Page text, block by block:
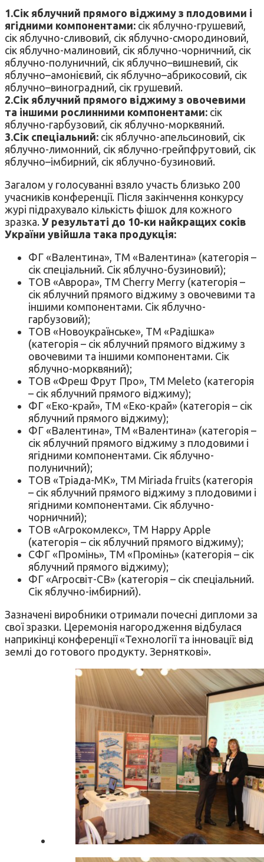
1.Сік яблучний прямого віджиму з плодовими і
ягідними компонентами: сік яблучно-грушевий,
сік яблучно-сливовий, сік яблучно-смородиновий,
сік яблучно-малиновий, сік яблучно-чорничний, сік
яблучно-полуничний, сік яблучно–вишневий, сік
яблучно–амонієвий, сік яблучно–абрикосовий, сік
яблучно–виноградний, сік грушевий.
2.Сік яблучний прямого віджиму з овочевими
та іншими рослинними компонентами: сік
яблучно-гарбузовий, сік яблучно-морквяний.
3.Сік спеціальний: сік яблучно-апельсиновий, сік
яблучно-лимонний, сік яблучно-грейпфрутовий, сік
яблучно–імбирний, сік яблучно-бузиновий.
Загалом у голосуванні взяло участь близько 200
учасників конференції. Після закінчення конкурсу
журі підрахувало кількість фішок для кожного
зразка. У результаті до 10-ки найкращих соків
України увійшла така продукція:
ФГ «Валентина», ТМ «Валентина» (категорія –
сік спеціальний. Сік яблучно-бузиновий);
ТОВ «Аврора», ТМ Cherry Merry (категорія –
сік яблучний прямого віджиму з овочевими та
іншими компонентами. Сік яблучно-
гарбузовий);
ТОВ «Новоукраїнське», ТМ «Радішка»
(категорія – сік яблучний прямого віджиму з
овочевими та іншими компонентами. Сік
яблучно-морквяний);
ТОВ «Фреш Фрут Про», ТМ Meleto (категорія
– сік яблучний прямого віджиму);
ФГ «Еко-край», ТМ «Еко-край» (категорія – сік
яблучний прямого віджиму);
ФГ «Валентина», ТМ «Валентина» (категорія –
сік яблучний прямого віджиму з плодовими і
ягідними компонентами. Сік яблучно-
полуничний);
ТОВ «Тріада-МК», ТМ Miriada fruits (категорія
– сік яблучний прямого віджиму з плодовими і
ягідними компонентами. Сік яблучно-
чорничний);
ТОВ «Агрокомлекс», ТМ Happy Apple
(категорія – сік яблучний прямого віджиму);
СФГ «Промінь», ТМ «Промінь» (категорія – сік
яблучний прямого віджиму);
ФГ «Агросвіт-СВ» (категорія – сік спеціальний.
Сік яблучно-імбирний).
Зазначені виробники отримали почесні дипломи за
свої зразки. Церемонія нагородження відбулася
наприкінці конференції «Технології та інновації: від
землі до готового продукту. Зерняткові».